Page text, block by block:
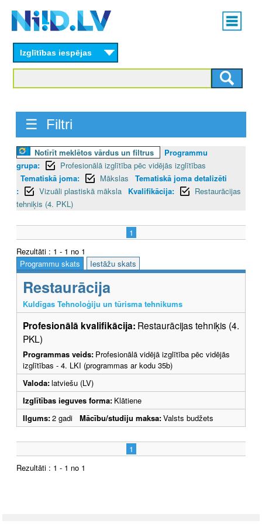
content
Main
menu
Izglītības iespējas
☰ Filtri
Notīrīt meklētos vārdus un filtrus
Programmu
grupa:
Profesionālā izglītība pēc vidējās izglītības
Tematiskā joma:
Mākslas
Tematiskā joma detalizēti
:
Vizuāli plastiskā māksla Kvalifikācija:
Restaurācijas
tehniķis (4. PKL)
1
Rezultāti : 1 - 1 no 1
Programmu skats
Iestāžu skats
Restaurācija
Kuldīgas Tehnoloģiju un tūrisma tehnikums
Profesionālā kvalifikācija: Restaurācijas tehniķis (4.
PKL)
Programmas veids: Profesionālā vidējā izglītība pēc vidējās
izglītības - 4. LKI (programmas ar kodu 35b)
Valoda:latviešu (LV)
Izglītības ieguves forma: Klātiene
Ilgums:2 gadi Mācību/studiju maksa:Valsts budžets
1
Rezultāti : 1 - 1 no 1